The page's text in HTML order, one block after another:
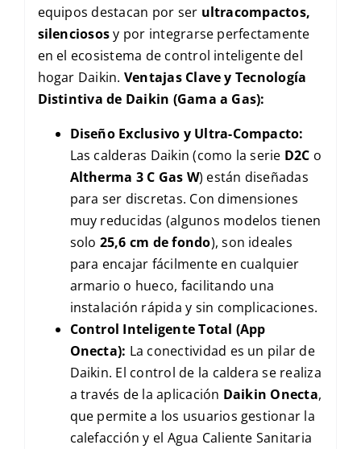
equipos destacan por ser ultracompactos,
silenciososy por integrarse perfectamente
en el ecosistema de control inteligente del
hogar Daikin. Ventajas Clave y Tecnología
Distintiva de Daikin (Gama a Gas):
Diseño Exclusivo y Ultra-Compacto:
Las calderas Daikin (como la serie D2C o
Altherma 3 C Gas W) están diseñadas
para ser discretas. Con dimensiones
muy reducidas (algunos modelos tienen
solo 25,6 cm de fondo), son ideales
para encajar fácilmente en cualquier
armario o hueco, facilitando una
instalación rápida y sin complicaciones.
Control Inteligente Total (App
Onecta): La conectividad es un pilar de
Daikin. El control de la caldera se realiza
a través de la aplicación Daikin Onecta,
que permite a los usuarios gestionar la
calefacción y el Agua Caliente Sanitaria